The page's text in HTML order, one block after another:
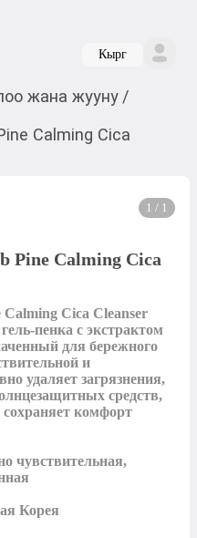
Кырг
жана жууну /
Calming Cica
1 / 1
Pine Calming Cica
Cica Cleanser
пенка с экстрактом
для бережного
и
удаляет загрязнения,
средств,
комфорт
чувствительная,
Корея